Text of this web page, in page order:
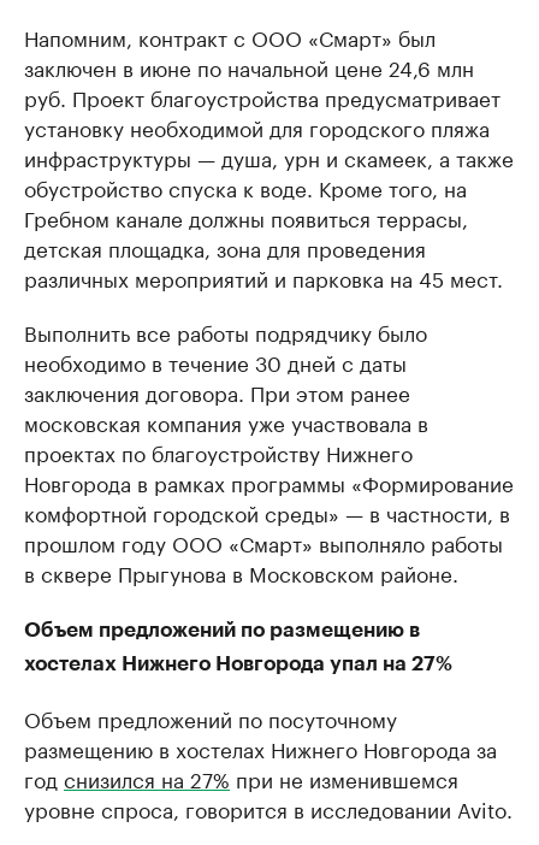
Напомним, контракт с ООО «Смарт» был
заключен в июне по начальной цене 24,6 млн
руб. Проект благоустройства предусматривает
установку необходимой для городского пляжа
инфраструктуры — душа, урн и скамеек, а также
обустройство спуска к воде. Кроме того, на
Гребном канале должны появиться террасы,
детская площадка, зона для проведения
различных мероприятий и парковка на 45 мест.
Выполнить все работы подрядчику было
необходимо в течение 30 дней с даты
заключения договора. При этом ранее
московская компания уже участвовала в
проектах по благоустройству Нижнего
Новгорода в рамках программы «Формирование
комфортной городской среды» — в частности, в
прошлом году ООО «Смарт» выполняло работы
в сквере Прыгунова в Московском районе.
Объем предложений по размещению в
хостелах Нижнего Новгорода упал на 27%
Объем предложений по посуточному
размещению в хостелах Нижнего Новгорода за
год снизился на 27% при не изменившемся
уровне спроса, говорится в исследовании Avito.